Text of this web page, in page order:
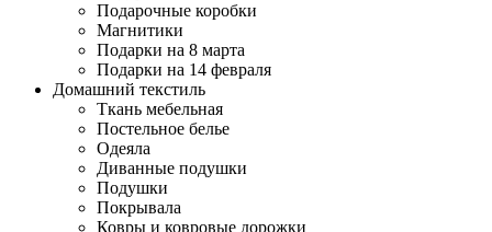
Подарочные коробки
Магнитики
Подарки на 8 марта
Подарки на 14 февраля
Домашний текстиль
Ткань мебельная
Постельное белье
Одеяла
Диванные подушки
Подушки
Покрывала
Ковры и ковровые дорожки